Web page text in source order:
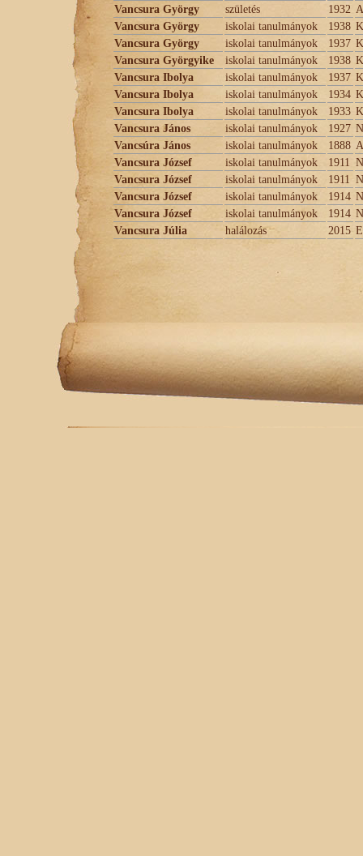
Vancsura György
születés 1932
Vancsura György
iskolai tanulmányok 1938
Vancsura György
iskolai tanulmányok 1937
Vancsura Györgyike
iskolai tanulmányok 1938
Vancsura Ibolya
iskolai tanulmányok 1937
Vancsura Ibolya
iskolai tanulmányok 1934
Vancsura Ibolya
iskolai tanulmányok 1933
Vancsura János
iskolai tanulmányok 1927
Vancsúra János
iskolai tanulmányok 1888
Vancsura József
iskolai tanulmányok 1911
Vancsura József
iskolai tanulmányok 1911
Vancsura József
iskolai tanulmányok 1914
Vancsura József
iskolai tanulmányok 1914
Vancsura Júlia
halálozás 2015